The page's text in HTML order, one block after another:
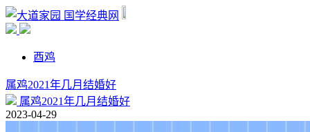
国学经典网
酉鸡
属鸡2021年几月结婚好
属鸡2021年几月结婚好
2023-04-29